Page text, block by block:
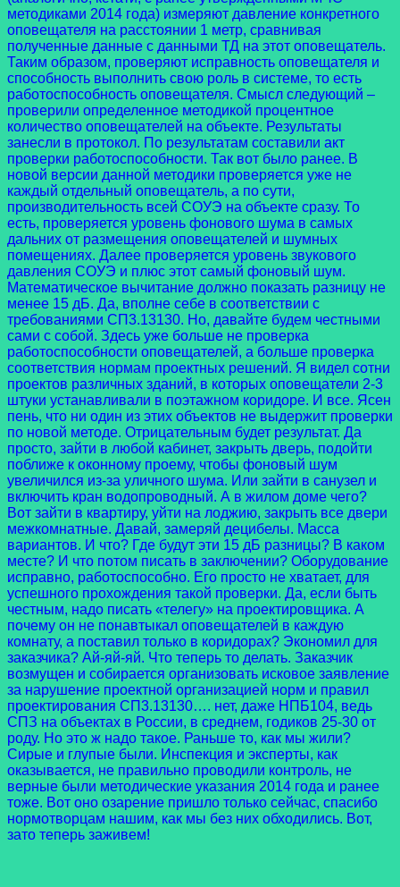
методиками 2014 года) измеряют давление конкретного
оповещателя на расстоянии 1 метр, сравнивая
полученные данные с данными ТД на этот оповещатель.
Таким образом, проверяют исправность оповещателя и
способность выполнить свою роль в системе, то есть
работоспособность оповещателя. Смысл следующий –
проверили определенное методикой процентное
количество оповещателей на объекте. Результаты
занесли в протокол. По результатам составили акт
проверки работоспособности. Так вот было ранее. В
новой версии данной методики проверяется уже не
каждый отдельный оповещатель, а по сути,
производительность всей СОУЭ на объекте сразу. То
есть, проверяется уровень фонового шума в самых
дальних от размещения оповещателей и шумных
помещениях. Далее проверяется уровень звукового
давления СОУЭ и плюс этот самый фоновый шум.
Математическое вычитание должно показать разницу не
менее 15 дБ. Да, вполне себе в соответствии с
требованиями СП3.13130. Но, давайте будем честными
сами с собой. Здесь уже больше не проверка
работоспособности оповещателей, а больше проверка
соответствия нормам проектных решений. Я видел сотни
проектов различных зданий, в которых оповещатели 2-3
штуки устанавливали в поэтажном коридоре. И все. Ясен
пень, что ни один из этих объектов не выдержит проверки
по новой методе. Отрицательным будет результат. Да
просто, зайти в любой кабинет, закрыть дверь, подойти
поближе к оконному проему, чтобы фоновый шум
увеличился из-за уличного шума. Или зайти в санузел и
включить кран водопроводный. А в жилом доме чего?
Вот зайти в квартиру, уйти на лоджию, закрыть все двери
межкомнатные. Давай, замеряй децибелы. Масса
вариантов. И что? Где будут эти 15 дБ разницы? В каком
месте? И что потом писать в заключении? Оборудование
исправно, работоспособно. Его просто не хватает, для
успешного прохождения такой проверки. Да, если быть
честным, надо писать «телегу» на проектировщика. А
почему он не понавтыкал оповещателей в каждую
комнату, а поставил только в коридорах? Экономил для
заказчика? Ай-яй-яй. Что теперь то делать. Заказчик
возмущен и собирается организовать исковое заявление
за нарушение проектной организацией норм и правил
проектирования СП3.13130…. нет, даже НПБ104, ведь
СПЗ на объектах в России, в среднем, годиков 25-30 от
роду. Но это ж надо такое. Раньше то, как мы жили?
Сирые и глупые были. Инспекция и эксперты, как
оказывается, не правильно проводили контроль, не
верные были методические указания 2014 года и ранее
тоже. Вот оно озарение пришло только сейчас, спасибо
нормотворцам нашим, как мы без них обходились. Вот,
зато теперь заживем!